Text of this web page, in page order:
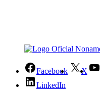
Facebook X
LinkedIn